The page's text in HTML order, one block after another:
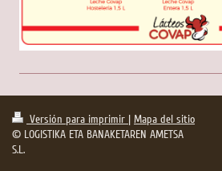
Versión para imprimir | Mapa del sitio
© LOGISTIKA ETA BANAKETAREN AMETSA
S.L.